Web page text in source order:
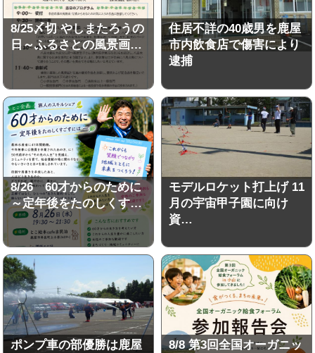
8/25〆切 やしまたろうの
日～ふるさとの風景画…
住居不詳の40歳男を鹿屋
市内飲食店で傷害により
逮捕
8/26 60才からのために
～定年後をたのしくす…
モデルロケット打上げ 11
月の宇宙甲子園に向け
資…
ポンプ車の部優勝は鹿屋
8/8 第3回全国オーガニッ